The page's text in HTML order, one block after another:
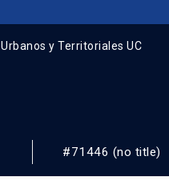
DISEÑO Y ESTUDIOS
#71446 (no title)